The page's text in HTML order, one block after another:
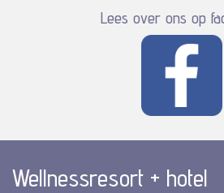
Lees over ons op
Wellnessresort + hotel